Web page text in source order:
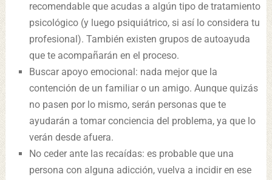
recomendable que acudas a algún tipo de tratamiento
psicológico (y luego psiquiátrico, si así lo considera tu
profesional). También existen grupos de autoayuda
que te acompañarán en el proceso.
Buscar apoyo emocional: nada mejor que la
contención de un familiar o un amigo. Aunque quizás
no pasen por lo mismo, serán personas que te
ayudarán a tomar conciencia del problema, ya que lo
verán desde afuera.
No ceder ante las recaídas: es probable que una
persona con alguna adicción, vuelva a incidir en ese